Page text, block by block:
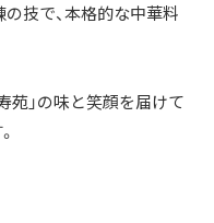
技で、本格的な中華料
苑」の味と笑顔を届けて